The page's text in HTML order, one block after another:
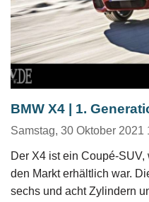
BMW X4 | 1.
Samstag, 30 Oktober 2021
Der X4 ist ein Coupé-
den Markt erhältlich war.
sechs und acht Zylindern